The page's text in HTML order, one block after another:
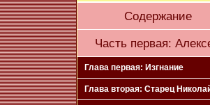
Содержание
Часть первая:
Глава первая: Изгнание
Глава вторая: Старец